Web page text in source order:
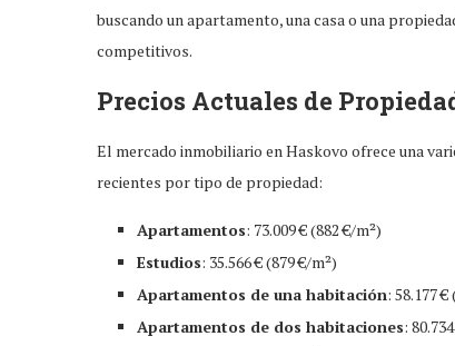
buscando un apartamento, una casa o una
competitivos.
Precios Actuales de
El mercado inmobiliario en Haskovo ofrece una
recientes por tipo de propiedad:
Apartamentos: 73.009 € (882 €/m²)
Estudios: 35.566 € (879 €/m²)
Apartamentos de una habitación: 58.177
Apartamentos de dos habitaciones: